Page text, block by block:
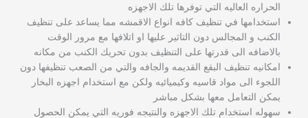
الحراره العاليه التي توفرها تلك الاجهزه
استخدامها في تنظيف كافه انواع الاقمشه مما يساعد على تنظيف
الكنب و المجالس دون التاثير عليها او اتلافها مع مرور الوقت
بالاضافه الى قدرتها على التنظيف بدون تحريك الكنب من مكانه
امكانيه تنظيف البقع القديمه والجافه والتي من الصعب تنظيفها دون
اللجوء الى مواد قاسيه وكيميائيه ولكن مع استخدام اجهزه البخار
يمكن التعامل معها بشكل مباشر
سهوله استخدام تلك الاجهزه والنتيجه فوريه التي يمكن الحصول